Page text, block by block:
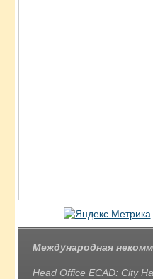
Международная
Head Office ECAD: City